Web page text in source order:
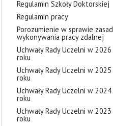
Regulamin Szkoły Doktorskiej
Regulamin pracy
Porozumienie w sprawie zasad
wykonywania pracy zdalnej
Uchwały Rady Uczelni w 2026
roku
Uchwały Rady Uczelni w 2025
roku
Uchwały Rady Uczelni w 2024
roku
Uchwały Rady Uczelni w 2023
roku